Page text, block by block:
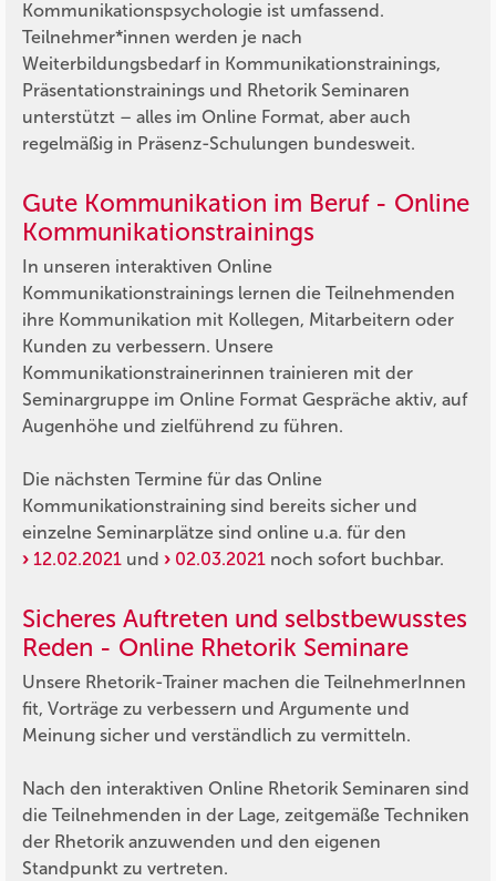
Kommunikationspsychologie ist umfassend.
Teilnehmer*innen werden je nach
Weiterbildungsbedarf in Kommunikationstrainings,
Präsentationstrainings und Rhetorik Seminaren
unterstützt – alles im Online Format, aber auch
regelmäßig in Präsenz-Schulungen bundesweit.
Gute Kommunikation im Beruf - Online
Kommunikationstrainings
In unseren interaktiven Online
Kommunikationstrainings lernen die Teilnehmenden
ihre Kommunikation mit Kollegen, Mitarbeitern oder
Kunden zu verbessern. Unsere
Kommunikationstrainerinnen trainieren mit der
Seminargruppe im Online Format Gespräche aktiv, auf
Augenhöhe und zielführend zu führen.
Die nächsten Termine für das Online
Kommunikationstraining sind bereits sicher und
einzelne Seminarplätze sind online u.a. für den
12.02.2021 und 02.03.2021 noch sofort buchbar.
Sicheres Auftreten und selbstbewusstes
Reden - Online Rhetorik Seminare
Unsere Rhetorik-Trainer machen die TeilnehmerInnen
fit, Vorträge zu verbessern und Argumente und
Meinung sicher und verständlich zu vermitteln.
Nach den interaktiven Online Rhetorik Seminaren sind
die Teilnehmenden in der Lage, zeitgemäße Techniken
der Rhetorik anzuwenden und den eigenen
Standpunkt zu vertreten.